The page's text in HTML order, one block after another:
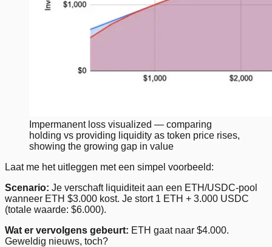
Impermanent loss visualized — comparing
holding vs providing liquidity as token price rises,
showing the growing gap in value
Laat me het uitleggen met een simpel voorbeeld:
Scenario: Je verschaft liquiditeit aan een ETH/USDC-pool
wanneer ETH $3.000 kost. Je stort 1 ETH + 3.000 USDC
(totale waarde: $6.000).
Wat er vervolgens gebeurt: ETH gaat naar $4.000.
Geweldig nieuws, toch?